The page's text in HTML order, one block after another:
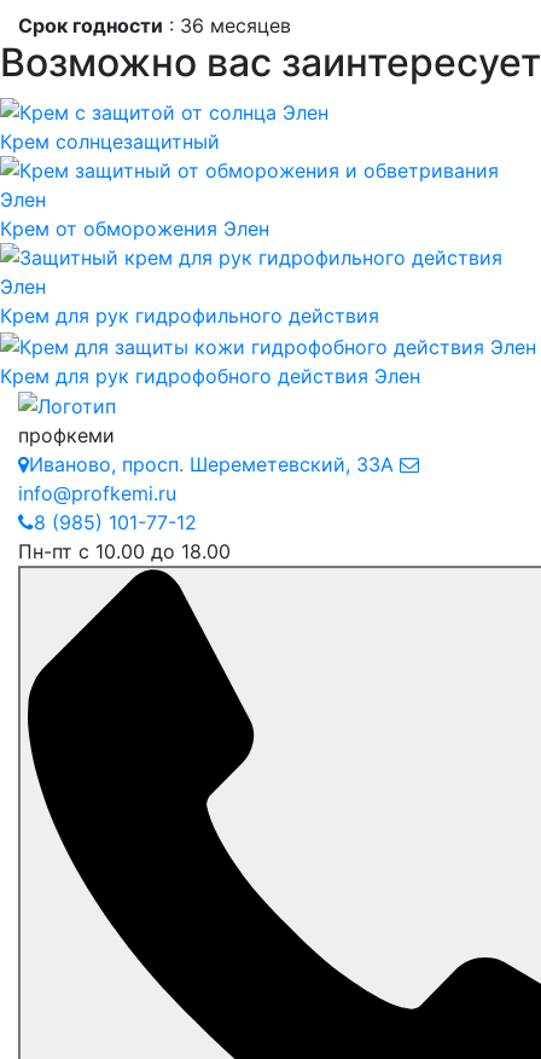
Срок годности : 36 месяцев
Возможно вас заинтересует
Крем солнцезащитный
Крем от обморожения Элен
Крем для рук гидрофильного действия
Крем для рук гидрофобного действия Элен
профкеми
Иваново, просп. Шереметевский, 33А
info@profkemi.ru
8 (985) 101-77-12
Пн-пт с 10.00 до 18.00